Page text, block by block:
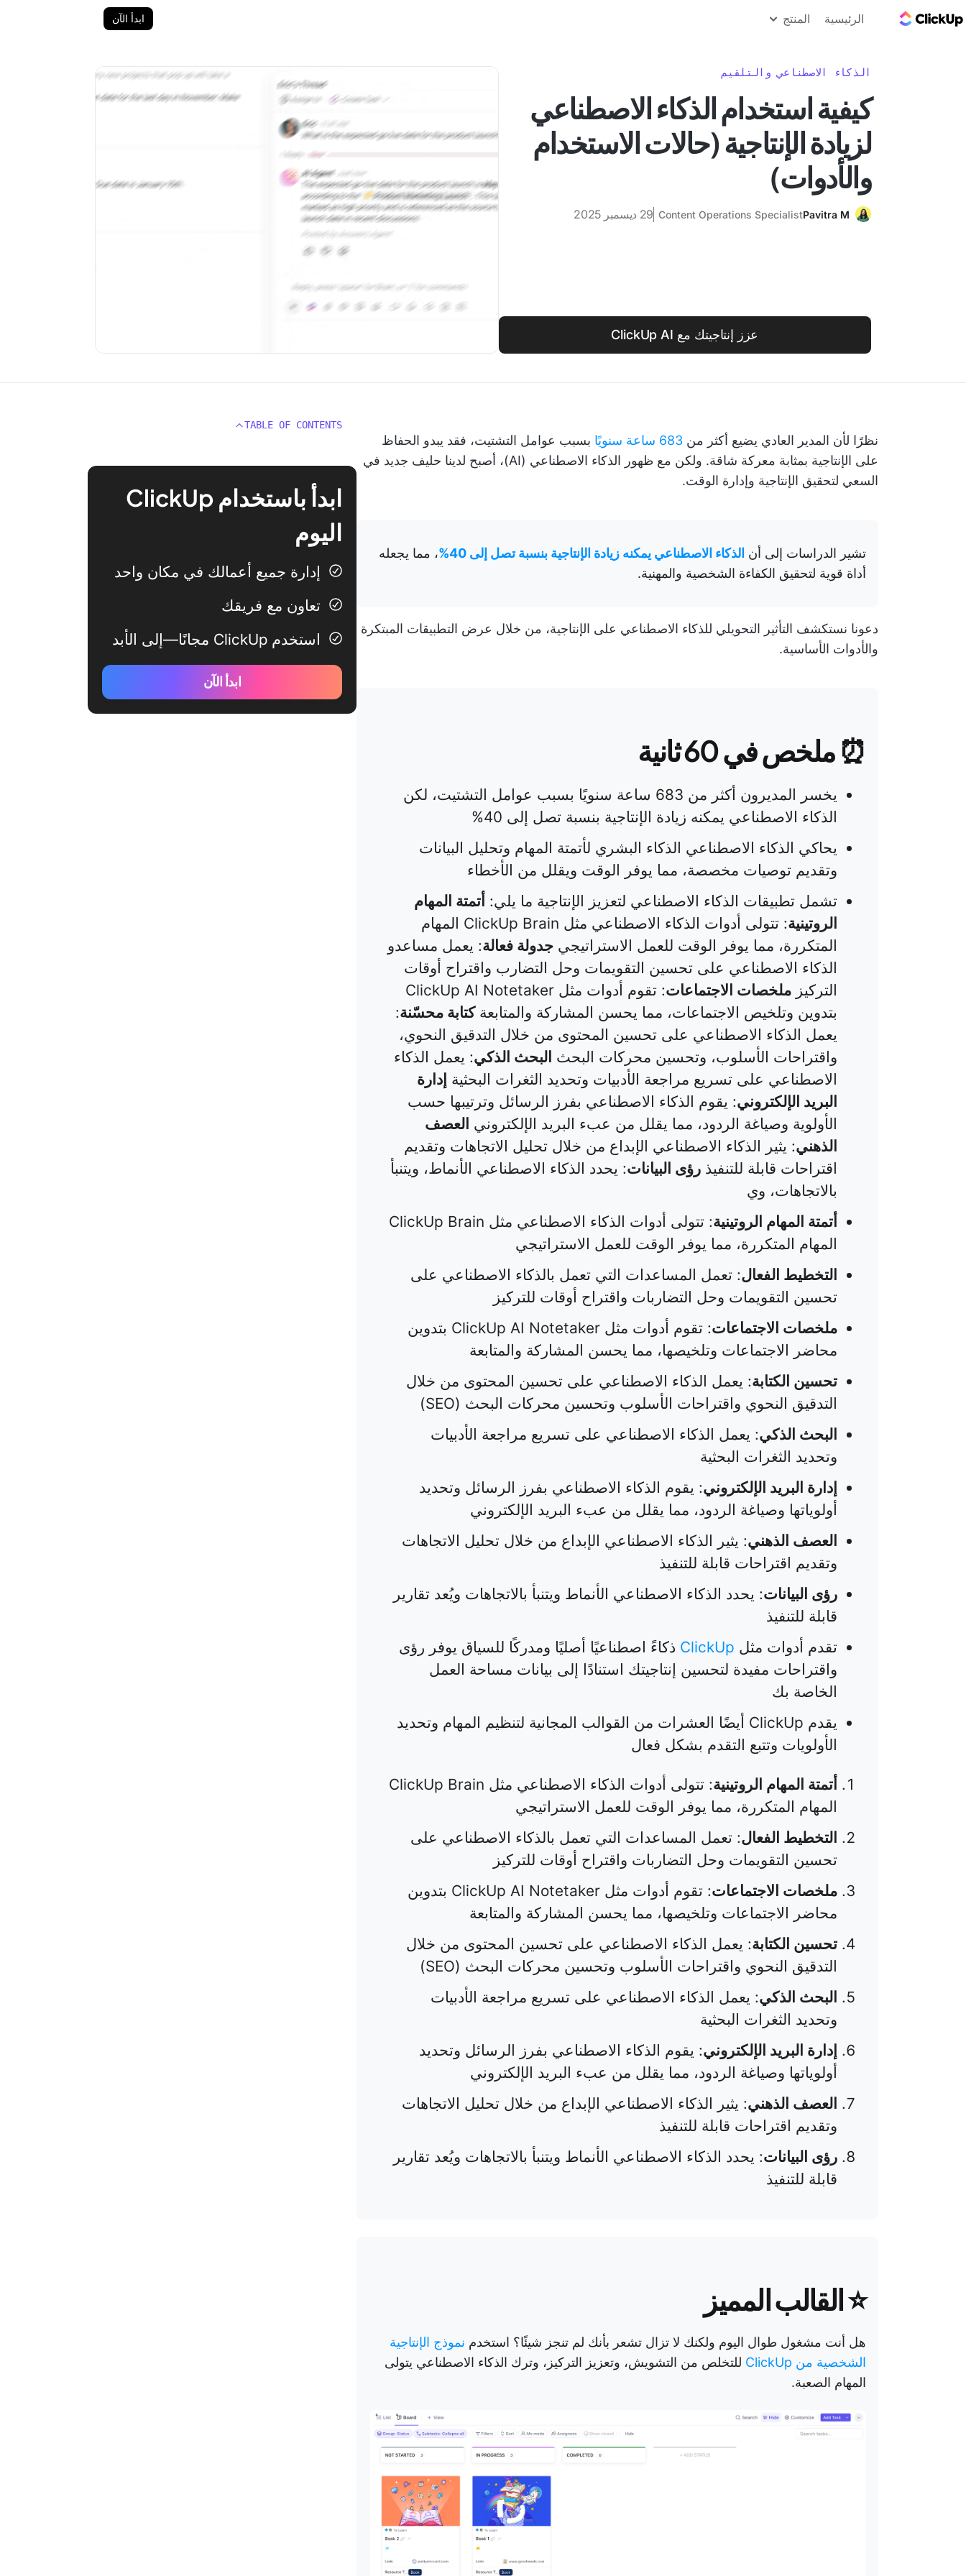
الرئيسية المنتج ابدأ الآن
الذكاء الاصطناعي والتلقيم
كيفية استخدام الذكاء الاصطناعي
لزيادة الإنتاجية (حالات الاستخدام
والأدوات)
Pavitra M
Content Operations Specialist 29 ديسمبر 2025
عزز إنتاجيتك مع ClickUp AI
نظرًا لأن المدير العادي يضيع أكثر من 683 ساعة سنويًا
بسبب عوامل التشتيت، فقد يبدو الحفاظ
على الإنتاجية بمثابة معركة شاقة. ولكن مع ظهور الذكاء الاصطناعي (AI)، أصبح لدينا حليف جديد في
السعي لتحقيق الإنتاجية وإدارة الوقت.
تشير الدراسات إلى أن الذكاء الاصطناعي يمكنه زيادة الإنتاجية بنسبة تصل إلى 40%
، مما يجعله
أداة قوية لتحقيق الكفاءة الشخصية والمهنية.
دعونا نستكشف التأثير التحويلي للذكاء الاصطناعي على الإنتاجية، من خلال عرض التطبيقات المبتكرة
والأدوات الأساسية.
⏰ ملخص في 60 ثانية
يخسر المديرون أكثر من 683 ساعة سنويًا بسبب عوامل التشتيت، لكن
الذكاء الاصطناعي يمكنه زيادة الإنتاجية بنسبة تصل إلى 40%
يحاكي الذكاء الاصطناعي الذكاء البشري لأتمتة المهام وتحليل البيانات
وتقديم توصيات مخصصة، مما يوفر الوقت ويقلل من الأخطاء
تشمل تطبيقات الذكاء الاصطناعي لتعزيز الإنتاجية ما يلي: أتمتة المهام
الروتينية
: تتولى أدوات الذكاء الاصطناعي مثل ClickUp Brain المهام
المتكررة، مما يوفر الوقت للعمل الاستراتيجي جدولة فعالة: يعمل مساعدو
الذكاء الاصطناعي على تحسين التقويمات وحل التضارب واقتراح أوقات
التركيز ملخصات الاجتماعات
: تقوم أدوات مثل ClickUp AI Notetaker
بتدوين وتلخيص الاجتماعات، مما يحسن المشاركة والمتابعةكتابة محسّنة:
يعمل الذكاء الاصطناعي على تحسين المحتوى من خلال التدقيق النحوي،
واقتراحات الأسلوب، وتحسين محركات البحث البحث الذكي: يعمل الذكاء
الاصطناعي على تسريع مراجعة الأدبيات وتحديد الثغرات البحثية إدارة
البريد الإلكتروني: يقوم الذكاء الاصطناعي بفرز الرسائل وترتيبها حسب
الأولوية وصياغة الردود، مما يقلل من عبء البريد الإلكتروني العصف
الذهني: يثير الذكاء الاصطناعي الإبداع من خلال تحليل الاتجاهات وتقديم
اقتراحات قابلة للتنفيذ رؤى البيانات: يحدد الذكاء الاصطناعي الأنماط، ويتنبأ
بالاتجاهات، وي
أتمتة المهام الروتينية
: تتولى أدوات الذكاء الاصطناعي مثل ClickUp Brain
المهام المتكررة، مما يوفر الوقت للعمل الاستراتيجي
التخطيط الفعال: تعمل المساعدات التي تعمل بالذكاء الاصطناعي على
تحسين التقويمات وحل التضاربات واقتراح أوقات للتركيز
ملخصات الاجتماعات
: تقوم أدوات مثل ClickUp AI Notetaker بتدوين
محاضر الاجتماعات وتلخيصها، مما يحسن المشاركة والمتابعة
تحسين الكتابة: يعمل الذكاء الاصطناعي على تحسين المحتوى من خلال
التدقيق النحوي واقتراحات الأسلوب وتحسين محركات البحث (SEO)
البحث الذكي: يعمل الذكاء الاصطناعي على تسريع مراجعة الأدبيات
وتحديد الثغرات البحثية
إدارة البريد الإلكتروني: يقوم الذكاء الاصطناعي بفرز الرسائل وتحديد
أولوياتها وصياغة الردود، مما يقلل من عبء البريد الإلكتروني
العصف الذهني: يثير الذكاء الاصطناعي الإبداع من خلال تحليل الاتجاهات
وتقديم اقتراحات قابلة للتنفيذ
رؤى البيانات: يحدد الذكاء الاصطناعي الأنماط ويتنبأ بالاتجاهات ويُعد تقارير
قابلة للتنفيذ
تقدم أدوات مثل ClickUp ذكاءً اصطناعيًا أصليًا ومدركًا للسياق يوفر رؤى
واقتراحات مفيدة لتحسين إنتاجيتك استنادًا إلى بيانات مساحة العمل
الخاصة بك
يقدم ClickUp أيضًا العشرات من القوالب المجانية لتنظيم المهام وتحديد
الأولويات وتتبع التقدم بشكل فعال
أتمتة المهام الروتينية
: تتولى أدوات الذكاء الاصطناعي مثل ClickUp Brain
المهام المتكررة، مما يوفر الوقت للعمل الاستراتيجي
التخطيط الفعال: تعمل المساعدات التي تعمل بالذكاء الاصطناعي على
تحسين التقويمات وحل التضاربات واقتراح أوقات للتركيز
ملخصات الاجتماعات
: تقوم أدوات مثل ClickUp AI Notetaker بتدوين
محاضر الاجتماعات وتلخيصها، مما يحسن المشاركة والمتابعة
تحسين الكتابة: يعمل الذكاء الاصطناعي على تحسين المحتوى من خلال
التدقيق النحوي واقتراحات الأسلوب وتحسين محركات البحث (SEO)
البحث الذكي: يعمل الذكاء الاصطناعي على تسريع مراجعة الأدبيات
وتحديد الثغرات البحثية
إدارة البريد الإلكتروني: يقوم الذكاء الاصطناعي بفرز الرسائل وتحديد
أولوياتها وصياغة الردود، مما يقلل من عبء البريد الإلكتروني
العصف الذهني: يثير الذكاء الاصطناعي الإبداع من خلال تحليل الاتجاهات
وتقديم اقتراحات قابلة للتنفيذ
رؤى البيانات: يحدد الذكاء الاصطناعي الأنماط ويتنبأ بالاتجاهات ويُعد تقارير
قابلة للتنفيذ
⭐ القالب المميز
هل أنت مشغول طوال اليوم ولكنك لا تزال تشعر بأنك لم تنجز شيئًا؟ استخدم نموذج الإنتاجية
الشخصية من ClickUp
للتخلص من التشويش، وتعزيز التركيز، وترك الذكاء الاصطناعي يتولى
المهام الصعبة.
TABLE OF CONTENTS
ابدأ باستخدام ClickUp
اليوم
إدارة جميع أعمالك في مكان واحد
تعاون مع فريقك
استخدم ClickUp مجانًا—إلى الأبد
ابدأ الآن